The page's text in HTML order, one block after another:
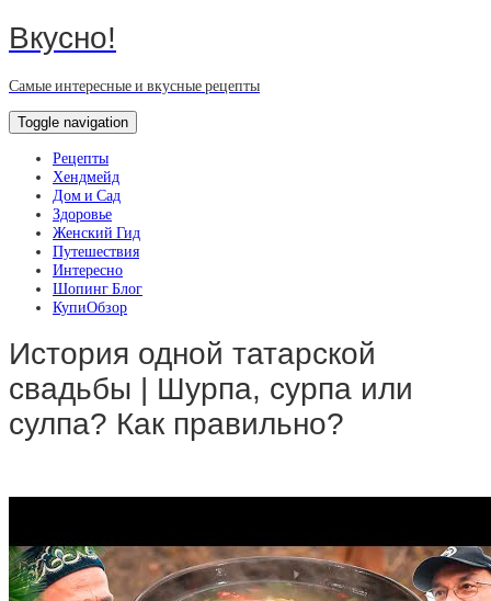
Вкусно!
Самые интересные и вкусные рецепты
Toggle navigation
Рецепты
Хендмейд
Дом и Сад
Здоровье
Женский Гид
Путешествия
Интересно
Шопинг Блог
КупиОбзор
История одной татарской
свадьбы | Шурпа, сурпа или
сулпа? Как правильно?